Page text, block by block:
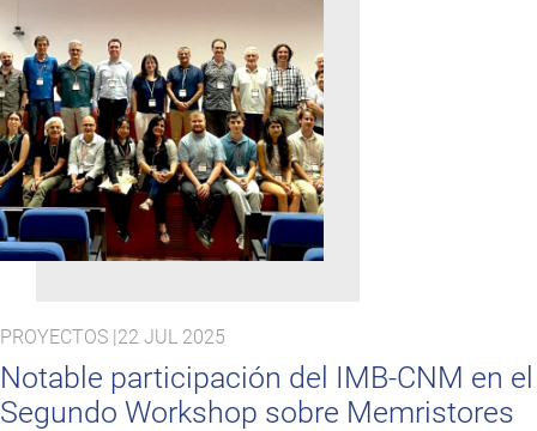
PROYECTOS |22 JUL 2025
Notable participación del IMB-CNM en el
Segundo Workshop sobre Memristores